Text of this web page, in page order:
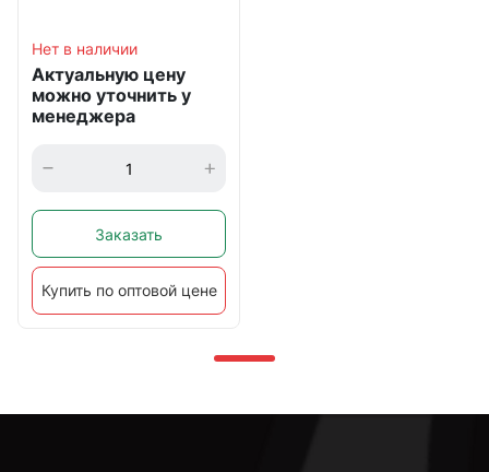
Нет в наличии
Актуальную цену
можно уточнить у
менеджера
Заказать
Купить по оптовой цене